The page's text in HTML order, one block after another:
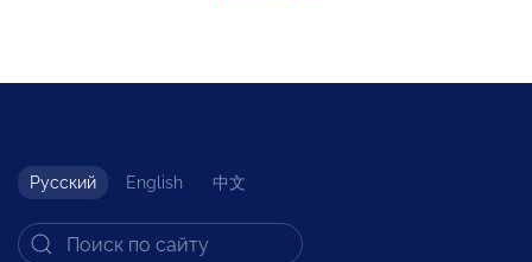
Русский English 中文